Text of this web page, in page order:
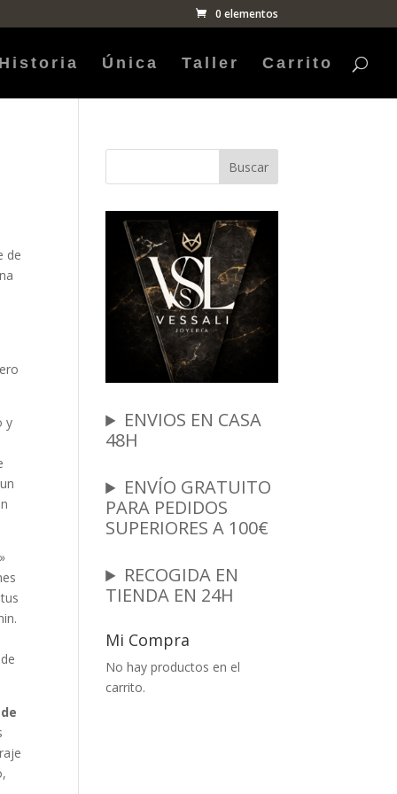
0 elementos
Única Taller Carrito
de
y
»
Buscar
ENVIOS EN CASA
48H
ENVÍO GRATUITO
PARA PEDIDOS
SUPERIORES A 100€
RECOGIDA EN
TIENDA EN 24H
Mi Compra
No hay productos en el
carrito.